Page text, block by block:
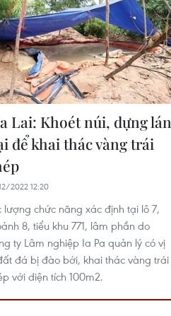
Lai: Khoét núi, dựng lán
để khai thác vàng trái
2022 12:20
lượng chức năng xác định tại lô 7,
8, tiểu khu 771, lâm phần do
ty Lâm nghiệp Ia Pa quản lý có vị
đá bị đào bới, khai thác vàng trái
với diện tích 100m2.